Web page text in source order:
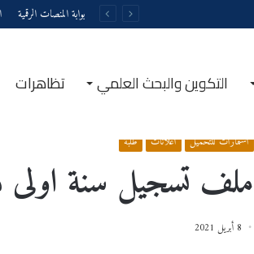
بوابة المنصات الرقمية
التكوين والبحث العلمي تظاهرات
استمارات للتحميل اعلانات طلبة
ملف تسجيل سنة اولى
8 أبريل 2021